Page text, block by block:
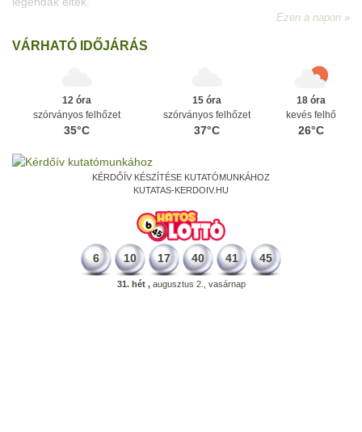
VÁRHATÓ IDŐJÁRÁS
12 óra
szórványos felhőzet
35°C
15 óra
szórványos felhőzet
37°C
18 óra
kevés felhő
26°C
KÉRDŐÍV KÉSZÍTÉSE KUTATÓMUNKÁHOZ
KUTATAS-KERDOIV.HU
6 10 17 40 41 45
31. hét ,augusztus 2., vasárnap